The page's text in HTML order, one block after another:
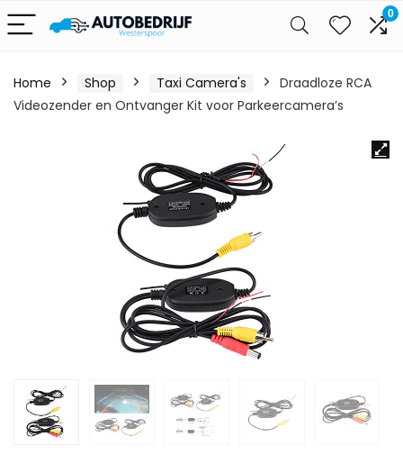
0
Home Shop Taxi Camera's
Draadloze RCA
Videozender en Ontvanger Kit voor Parkeercamera’s